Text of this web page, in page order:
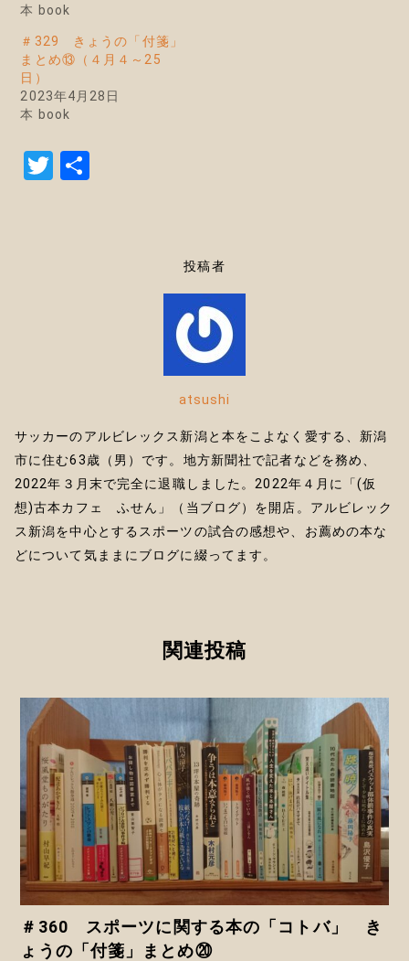
本 book
＃329 きょうの「付箋」
まとめ⑬（４月４～25
日）
2023年4月28日
本 book
T
投稿者
atsushi
サッカーのアルビレックス新潟と本をこよなく愛する、新潟
市に住む63歳（男）です。地方新聞社で記者などを務め、
2022年３月末で完全に退職しました。2022年４月に「(仮
想)古本カフェ ふせん」（当ブログ）を開店。アルビレック
ス新潟を中心とするスポーツの試合の感想や、お薦めの本な
どについて気ままにブログに綴ってます。
関連投稿
＃360 スポーツに関する本の「コトバ」 き
ょうの「付箋」まとめ⑳